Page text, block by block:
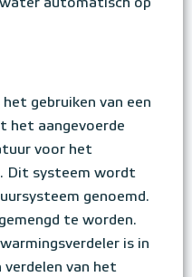
automatisch op
gebruiken van een
het aangevoerde
voor het
Dit systeem wordt
genoemd.
te worden.
is in
verdelen van het